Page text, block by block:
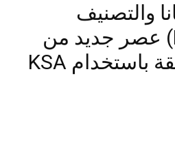
والتصنيف
الإعلامية(MRC) عصر جديد من
التحليلات الدقيقة باستخدام KSA